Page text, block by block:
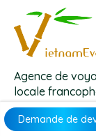
Agence de
locale
Devis sur
Demande de